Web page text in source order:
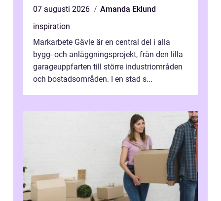
07 augusti 2026
Amanda Eklund
inspiration
Markarbete Gävle är en central del i alla
bygg- och anläggningsprojekt, från den lilla
garageuppfarten till större industriområden
och bostadsområden. I en stad s...